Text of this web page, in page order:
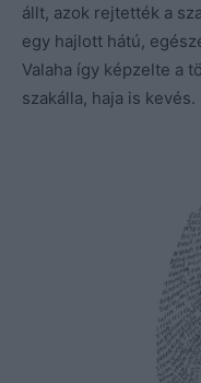
állt, azok rejtették a
egy hajlott hátú,
Valaha így képzelte a
szakálla, haja is kevés.